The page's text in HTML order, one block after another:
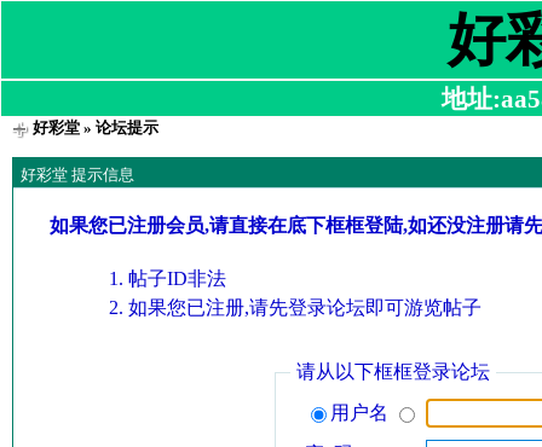
好
地址
好彩堂» 论坛提示
好彩堂 提示信息
如果您已注册会员,请直接在底下框框登陆,如还没注册请
帖子ID非法
如果您已注册,请先登录论坛即可游览帖子
请从以下框框登录论坛
用户名